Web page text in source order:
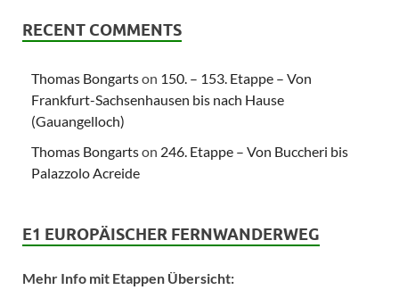
RECENT COMMENTS
Thomas Bongartson 150. – 153. Etappe – Von
Frankfurt-Sachsenhausen bis nach Hause
(Gauangelloch)
Thomas Bongartson 246. Etappe – Von Buccheri bis
Palazzolo Acreide
E1 EUROPÄISCHER FERNWANDERWEG
Mehr Info mit Etappen Übersicht: